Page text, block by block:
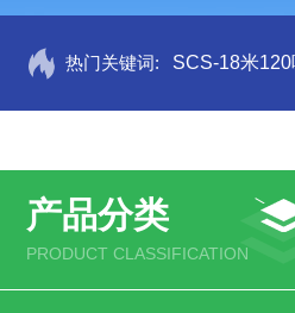
热门关键词: SCS-18米
产品分类
PRODUCT CLASSIFICATION